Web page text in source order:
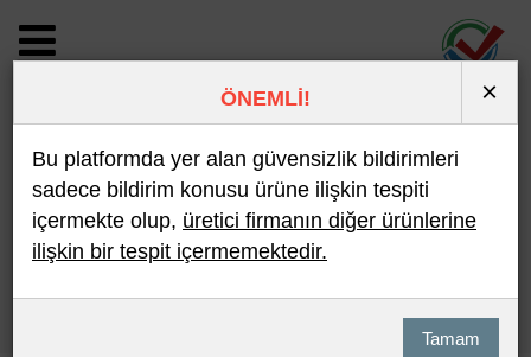
BİLDİRİM DETAYI
Son 10 Bildirim En Çok İncelenen
ÖNEMLİ! ×
Bu platformda yer alan güvensizlik bildirimleri
sadece bildirim konusu ürüne ilişkin tespiti
içermekte olup, üretici firmanın diğer ürünlerine
ilişkin bir tespit içermemektedir.
Tamam